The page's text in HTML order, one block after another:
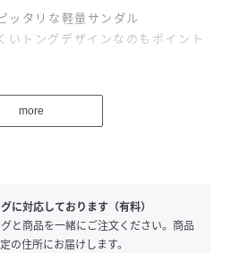
ッタリな軽量サンダル
いトングデザインなのもポイント
受け取ることが出来ます。
ートに入れる」ボタン横に表示さ
してください。
more
に対応しております（有料）
と商品を一緒にご注文ください。商品
の住所にお届けします。